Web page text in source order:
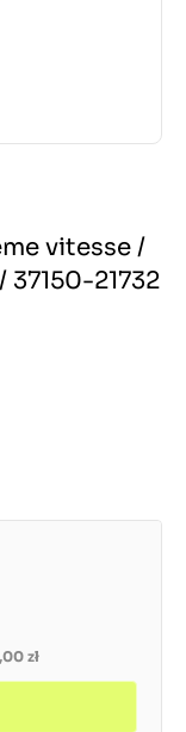
vitesse /
37150-21732
zł